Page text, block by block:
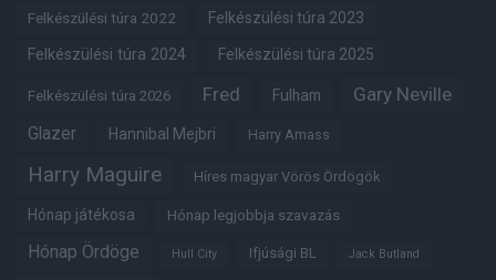
Felkészülési túra 2022 Felkészülési túra 2023
Felkészülési túra 2024 Felkészülési túra 2025
Felkészülési túra 2026 Fred Fulham Gary Neville
Glazer Hannibal Mejbri Harry Amass
Harry Maguire Híres magyar Vörös Ördögök
Hónap játékosa Hónap legjobbja szavazás
Hónap Ördöge Hull City Ifjúsági BL Jack Butland